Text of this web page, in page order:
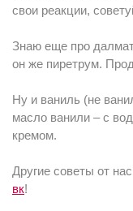
свои реакции,
Знаю еще про
он же пиретрум.
Ну и ваниль (не
масло ванили – с
кремом.
Другие советы от
вк!